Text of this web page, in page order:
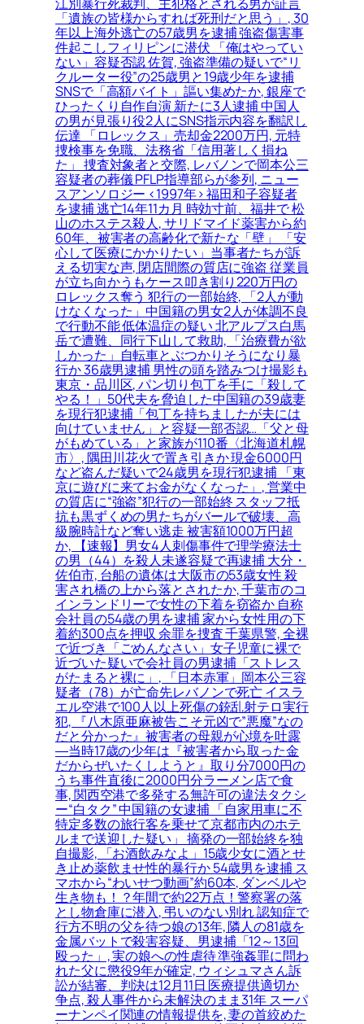
江別暴行死裁判、主犯格とされる男が証言
「遺族の皆様からすれば死刑だと思う」, 30
年以上海外逃亡の57歳男を逮捕 強盗傷害事
件起こしフィリピンに潜伏 「俺はやってい
ない」容疑否認 佐賀, 強盗準備の疑いで“リ
クルーター役”の25歳男と19歳少年を逮捕
SNSで「高額バイト」謳い集めたか, 銀座で
ひったくり自作自演 新たに3人逮捕 中国人
の男が見張り役2人にSNS指示内容を翻訳し
伝達 「ロレックス」売却金2200万円, 元特
捜検事を免職、法務省「信用著しく損ね
た」 捜査対象者と交際, レバノンで岡本公三
容疑者の葬儀 PFLP指導部らが参列, ニュー
スアンソロジー <1997年> 福田和子容疑者
を逮捕 逃亡14年11カ月 時効寸前、福井で 松
山のホステス殺人, サリドマイド薬害から約
60年、被害者の高齢化で新たな「壁」 「安
心して医療にかかりたい」当事者たちが訴
える切実な声, 閉店間際の質店に強盗 従業員
が立ち向かうもケース叩き割り220万円の
ロレックス奪う 犯行の一部始終, 「2人が動
けなくなった」中国籍の男女2人が体調不良
で行動不能 低体温症の疑い 北アルプス白馬
岳で遭難、同行下山して救助, 「治療費が欲
しかった」自転車とぶつかりそうになり暴
行か 36歳男逮捕 男性の頭を踏みつけ撮影も
東京・品川区, パン切り包丁を手に「殺して
やる！」50代夫を脅迫した中国籍の39歳妻
を現行犯逮捕「包丁を持ちましたが夫には
向けていません」と容疑一部否認…「父と母
がもめている」と家族が110番〈北海道札幌
市〉, 隅田川花火で置き引きか 現金6000円
など盗んだ疑いで24歳男を現行犯逮捕 「東
京に遊びに来てお金がなくなった」, 営業中
の質店に“強盗”犯行の一部始終 スタッフ抵
抗も黒ずくめの男たちがバールで破壊、高
級腕時計など奪い逃走 被害額1000万円超
か, 【速報】男女4人刺傷事件で理学療法士
の男（44）を殺人未遂容疑で再逮捕 大分・
佐伯市, 台船の遺体は大阪市の53歳女性 殺
害され橋の上から落とされたか, 千葉市のコ
インランドリーで女性の下着を窃盗か 自称
会社員の54歳の男を逮捕 家から女性用の下
着約300点を押収 余罪を捜査 千葉県警, 全裸
で近づき「ごめんなさい」女子児童に裸で
近づいた疑いで会社員の男逮捕「ストレス
がたまると裸に」, 「日本赤軍」岡本公三容
疑者（78）が亡命先レバノンで死亡 イスラ
エル空港で100人以上死傷の銃乱射テロ実行
犯, 『八木原亜麻被告こそ元凶で”悪魔”なの
だと分かった』被害者の母親が心境を吐露
―当時17歳の少年は『被害者から取った金
だからぜいたくしようと』取り分7000円の
うち事件直後に2000円分ラーメン店で食
事, 関西空港で多発する無許可の違法タクシ
ー“白タク” 中国籍の女逮捕 「自家用車に不
特定多数の旅行客を乗せて京都市内のホテ
ルまで送迎した疑い」 摘発の一部始終を独
自撮影, 「お酒飲みなよ」15歳少女に酒とせ
き止め薬飲ませ性的暴行か 54歳男を逮捕 ス
マホから“わいせつ動画”約60本, ダンベルや
生き物も！？年間で約22万点！警察署の落
とし物倉庫に潜入, 弔いのない別れ 認知症で
行方不明の父を待つ娘の13年, 隣人の81歳を
金属バットで殺害容疑、男逮捕「12～13回
殴った」, 実の娘への性虐待 準強姦罪に問わ
れた父に懲役9年が確定, ウィシュマさん訴
訟が結審、判決は12月11日 医療提供適切か
争点, 殺人事件から未解決のまま31年 スーパ
ーナンペイ関連の情報提供を, 妻の首絞めた